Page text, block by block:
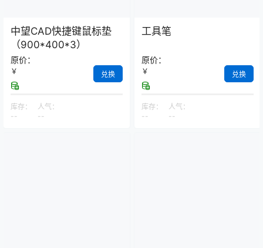
中望CAD快捷键鼠标垫
（900*400*3）
原价：
￥ 兑换
库存：
--
人气：
--
工具笔
原价：
￥ 兑换
库存：
--
人气：
--